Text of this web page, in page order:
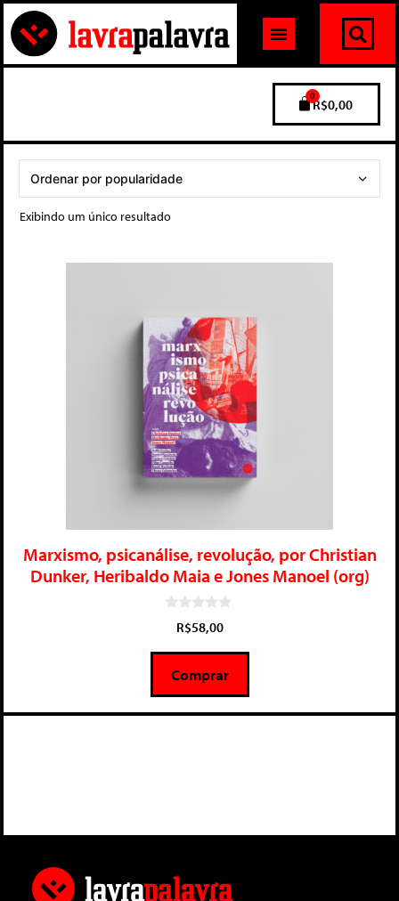
R$0,00
0
Exibindo um único resultado
Marxismo, psicanálise, revolução, por Christian
Dunker, Heribaldo Maia e Jones Manoel (org)
5
R$58,00
Comprar